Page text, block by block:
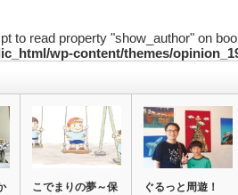
to read property "show_author" on
wp-content/themes/
こでまりの夢～保
ぐるっと周遊！